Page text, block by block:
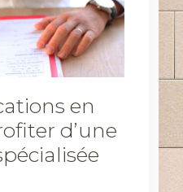
en
d’une